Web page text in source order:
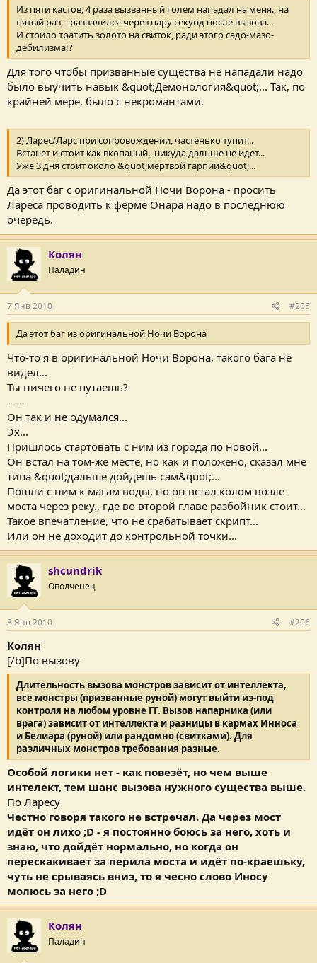
Из пяти кастов, 4 раза вызванный голем нападал на меня., на
пятый раз, - развалился через пару секунд после вызова...
И стоило тратить золото на свиток, ради этого садо-мазо-
дебилизма!?
Для того чтобы призванные существа не нападали надо
было выучить навык &quot;Демонология&quot;... Так, по
крайней мере, было с некромантами.
2) Ларес/Ларс при сопровождении, частенько тупит...
Встанет и стоит как вкопаный., никуда дальше не идет...
Уже 3 дня стоит около &quot;мертвой гарпии&quot;...
Да этот баг с оригинальной Ночи Ворона - просить
Лареса проводить к ферме Онара надо в последнюю
очередь.
Колян
Паладин
7 Янв 2010 #205
Да этот баг из оригинальной Ночи Ворона
Что-то я в оригинальной Ночи Ворона, такого бага не
видел...
Ты ничего не путаешь?
-----
Он так и не одумался...
Эх...
Пришлось стартовать с ним из города по новой...
Он встал на том-же месте, но как и положено, сказал мне
типа &quot;дальше дойдешь сам&quot;...
Пошли с ним к магам воды, но он встал колом возле
моста через реку., где во второй главе разбойник стоит...
Такое впечатление, что не срабатывает скрипт...
Или он не доходит до контрольной точки...
shcundrik
Ополченец
8 Янв 2010 #206
Колян
[/b]По вызову
Длительность вызова монстров зависит от интеллекта,
все монстры (призванные руной) могут выйти из-под
контроля на любом уровне ГГ. Вызов напарника (или
врага) зависит от интеллекта и разницы в кармах Инноса
и Белиара (руной) или рандомно (свитками). Для
различных монстров требования разные.
Особой логики нет - как повезёт, но чем выше
интелект, тем шанс вызова нужного существа выше.
По Ларесу
Честно говоря такого не встречал. Да через мост
идёт он лихо ;D - я постоянно боюсь за него, хоть и
знаю, что дойдёт нормально, но когда он
перескакивает за перила моста и идёт по-краешьку,
чуть не срываясь вниз, то я чесно слово Иносу
молюсь за него ;D
Колян
Паладин